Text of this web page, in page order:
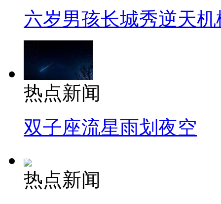
六岁男孩长城秀逆天机
热点新闻
双子座流星雨划夜空
热点新闻